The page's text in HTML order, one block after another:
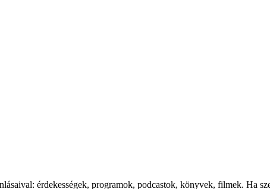
érdekességek, programok, podcastok, könyvek, filmek. Ha